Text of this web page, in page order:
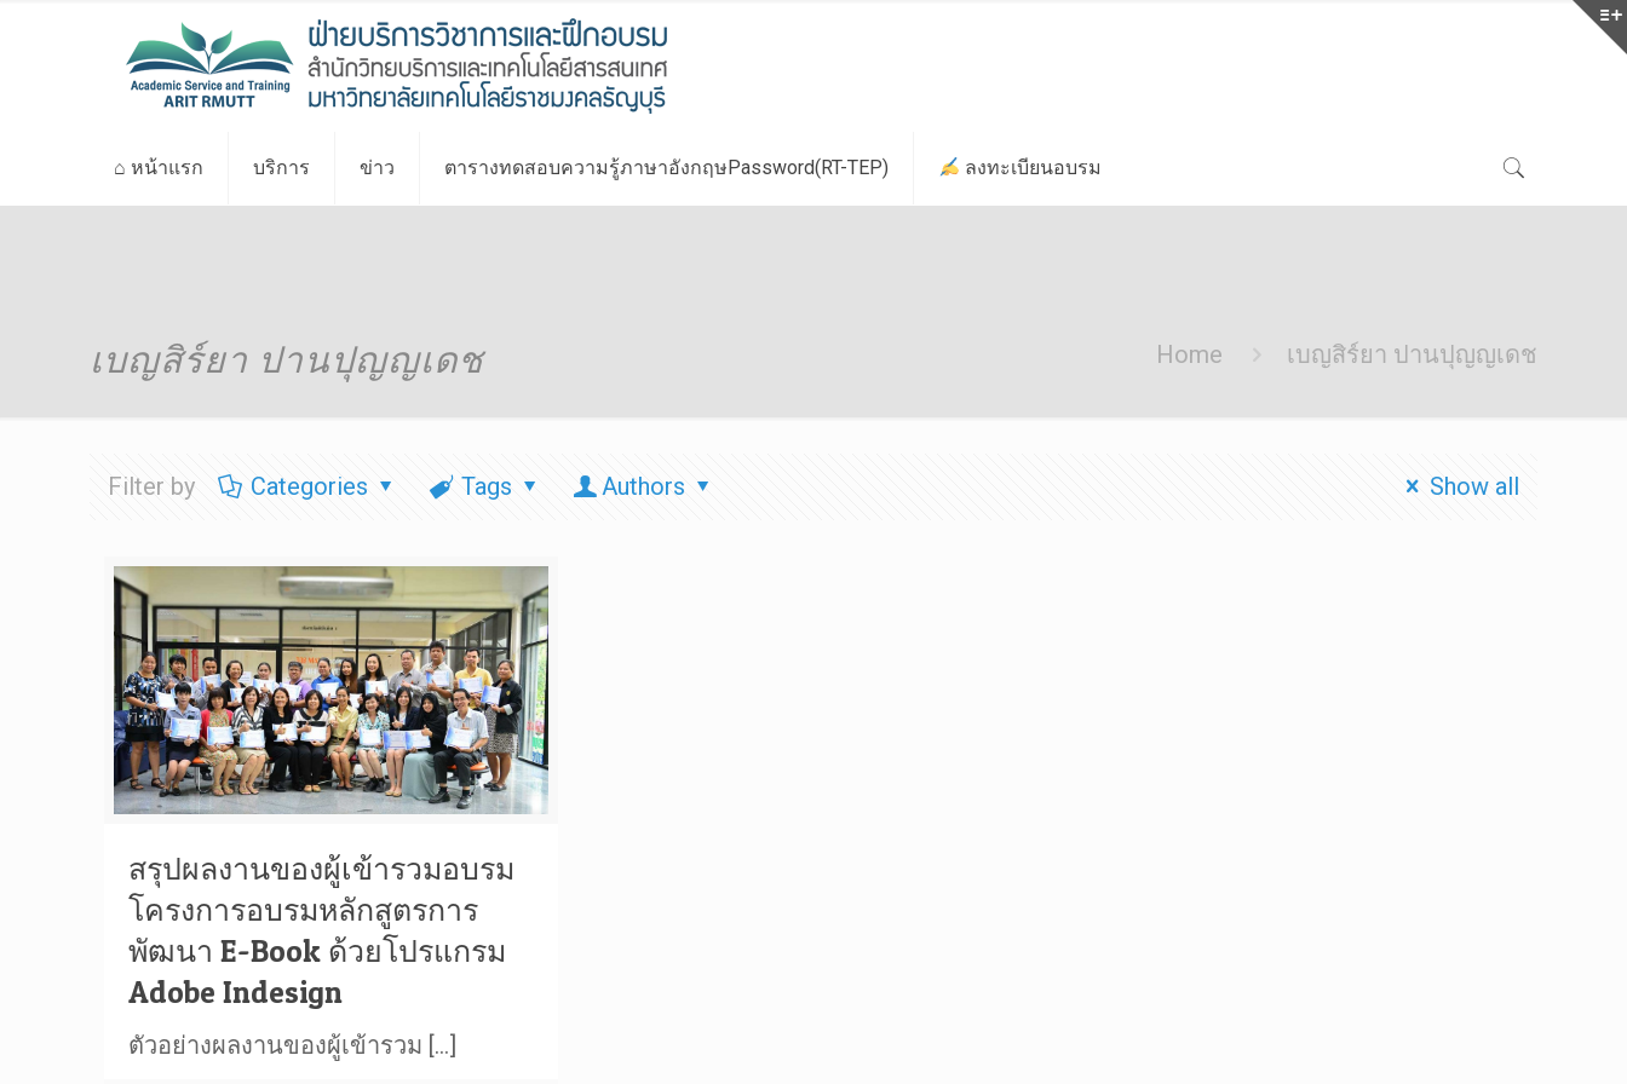
⌂ หน้าแรก บริการ ข่าว ตารางทดสอบความรู้ภาษาอังกฤษPassword(RT-TEP) ลงทะเบียนอบรม
เบญสิร์ยา ปานปุญญเดช Home เบญสิร์ยา ปานปุญญเดช
Filter by Categories Tags Authors Show all
สรุปผลงานของผู้เข้ารวมอบรม
โครงการอบรมหลักสูตรการ
พัฒนา E-Book ด้วยโปรแกรม
Adobe Indesign
ตัวอย่างผลงานของผู้เข้ารวม […]